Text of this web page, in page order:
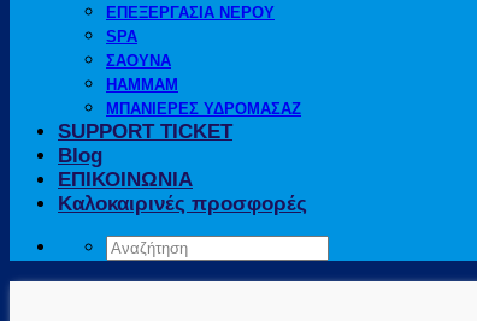
ΕΠΕΞΕΡΓΑΣΙΑ ΝΕΡΟΥ
SPA
ΣΑΟΥΝΑ
HAMMAM
ΜΠΑΝΙΕΡΕΣ ΥΔΡΟΜΑΣΑΖ
SUPPORT TICKET
Blog
ΕΠΙΚΟΙΝΩΝΙΑ
Καλοκαιρινές προσφορές
Αναζήτηση